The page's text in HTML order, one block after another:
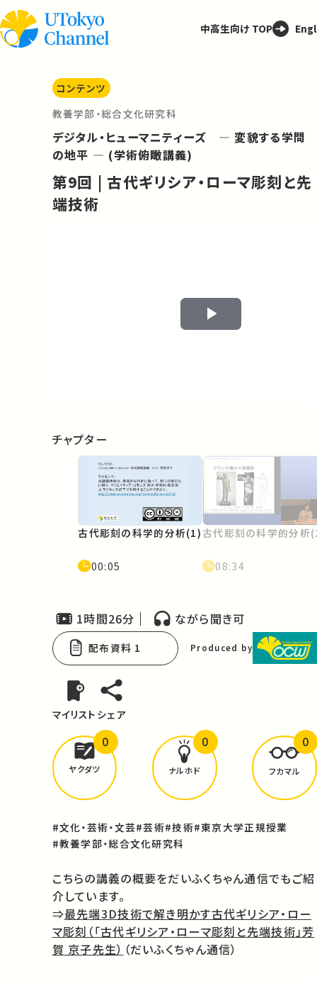
中高生向け TOP
コンテンツ
教養学部・総合文化研究科
デジタル・ヒューマニティーズ ― 変貌する学問
の地平 ― (学術俯瞰講義)
第9回 | 古代ギリシア・ローマ彫刻と先
端技術
Play
チャプター
古代彫刻の科学的分析(1)
00:05
古代彫刻の科学的分析
08:34
1時間26分 ながら聞き可
配布資料 1 Produced by
マイリスト シェア
どんな学びがありましたか？
ヤクダツ
0
ナルホド
0
フカマル
0
#文化・芸術・文芸#芸術#技術#東京大学正規授業
#教養学部・総合文化研究科
こちらの講義の概要をだいふくちゃん通信でもご紹
介しています。
⇒最先端3D技術で解き明かす古代ギリシア・ロー
マ彫刻（「古代ギリシア・ローマ彫刻と先端技術」芳
賀 京子先生） （だいふくちゃん通信）